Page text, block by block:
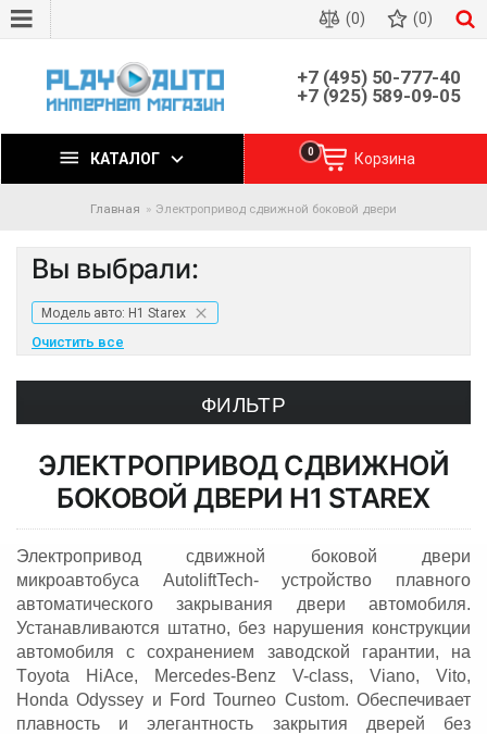
(0) (0)
+7 (495) 50-777-40
+7 (925) 589-09-05
КАТАЛОГ Корзина
0
Главная Электропривод сдвижной боковой двери
Вы выбрали:
Модель авто: H1 Starex
Очистить все
ФИЛЬТР
ЭЛЕКТРОПРИВОД СДВИЖНОЙ
БОКОВОЙ ДВЕРИ H1 STAREX
Электропривод сдвижной боковой двери
микроавтобуса AutoliftTech- устройство плавного
автоматического закрывания двери автомобиля.
Устанавливаются штатно, без нарушения конструкции
автомобиля с сохранением заводской гарантии, на
Тoyota HiAce, Mercedes-Benz V-class, Viano, Vito,
Honda Odyssey и Ford Tourneo Custom. Обеспечивает
плавность и элегантность закрытия дверей без